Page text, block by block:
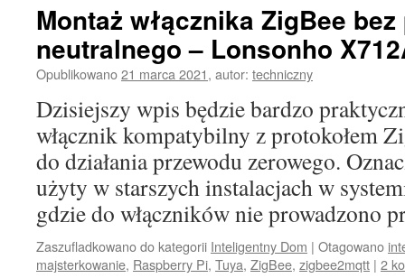
treści
Montaż włącznika ZigBee
neutralnego – Lonsonho
Opublikowano21 marca 2021, autor: techniczny
Dzisiejszy wpis będzie bardzo
włącznik kompatybilny z protokołem
do działania przewodu zerowego.
użyty w starszych instalacjach w
gdzie do włączników nie prowadzono
Zaszufladkowano do kategorii Inteligentny Dom | Otagowano
majsterkowanie, Raspberry Pi, Tuya, ZigBee, zigbee2mqtt | 2